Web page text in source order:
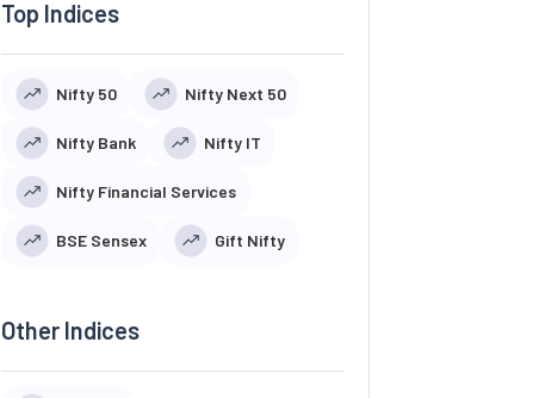
Top Indices
Nifty 50 Nifty Next 50
Nifty Bank Nifty IT
Nifty Financial Services
BSE Sensex Gift Nifty
Other Indices